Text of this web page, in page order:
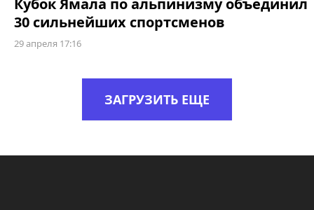
30 сильнейших спортсменов
29 апреля 17:16
ЗАГРУЗИТЬ ЕЩЕ